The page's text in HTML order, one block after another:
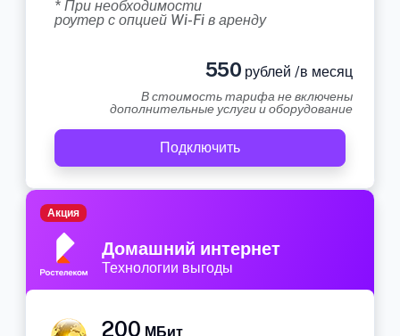
* При необходимости
роутер с опцией Wi-Fi в аренду
550 рублей /в месяц
В стоимость тарифа не включены
дополнительные услуги и оборудование
Подключить
Домашний интернет
Технологии выгоды
Акция
200 МБит